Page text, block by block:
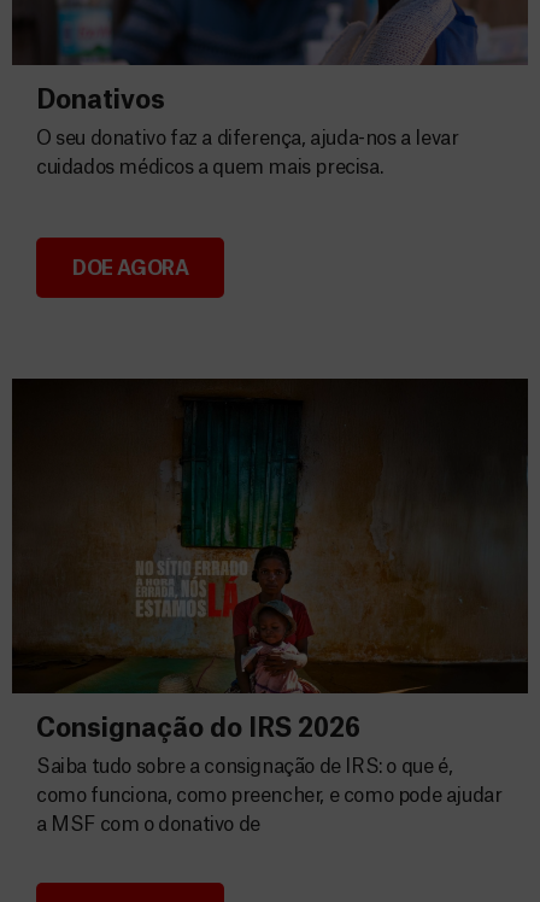
Donativos
Donativos
O seu donativo faz a diferença, ajuda-nos a levar
cuidados médicos a quem mais precisa.
DOE AGORA
Consignação do IRS 2026
Saiba tudo sobre a consignação de IRS: o que é,
como funciona, como preencher, e como pode ajudar
a MSF com o donativo de